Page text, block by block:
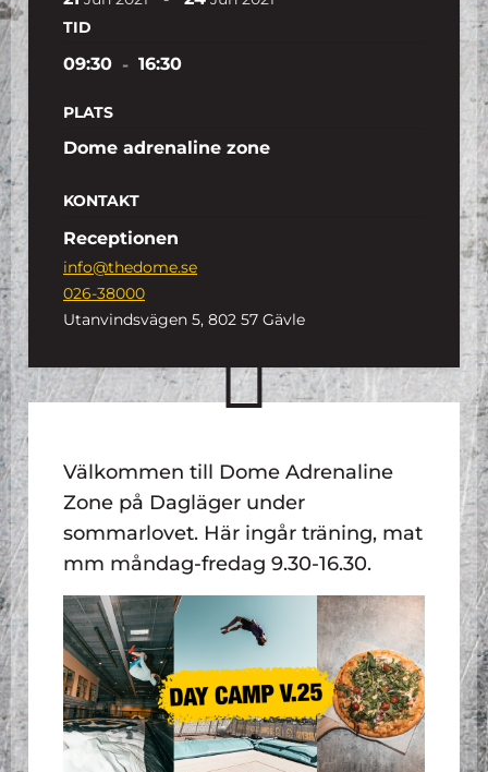
TID
09:30 - 16:30
PLATS
Dome adrenaline zone
KONTAKT
Receptionen
info@thedome.se
026-38000
Utanvindsvägen 5, 802 57 Gävle
Välkommen till Dome Adrenaline
Zone på Dagläger under
sommarlovet. Här ingår träning, mat
mm måndag-fredag 9.30-16.30.